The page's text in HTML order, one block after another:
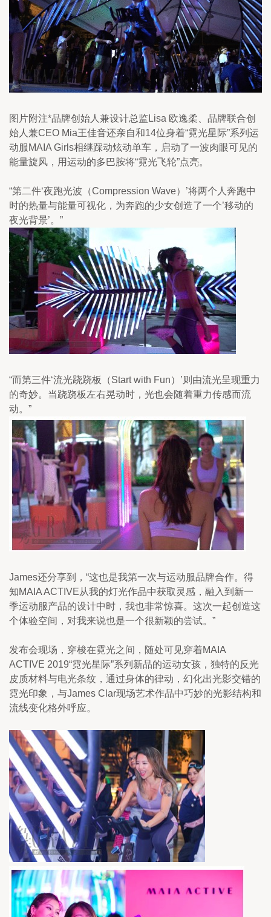
图片附注*品牌创始人兼设计总监Lisa 欧逸柔、品牌联合创
始人兼CEO Mia王佳音还亲自和14位身着“霓光星际”系列运
动服MAIA Girls相继踩动炫动单车，启动了一波肉眼可见的
能量旋风，用运动的多巴胺将“霓光飞轮”点亮。
“第二件‘夜跑光波（Compression Wave）’将两个人奔跑中
时的热量与能量可视化，为奔跑的少女创造了一个’移动的
夜光背景’。”
“而第三件‘流光跷跷板（Start with Fun）’则由流光呈现重力
的奇妙。当跷跷板左右晃动时，光也会随着重力传感而流
动。”
James还分享到，“这也是我第一次与运动服品牌合作。得
知MAIA ACTIVE从我的灯光作品中获取灵感，融入到新一
季运动服产品的设计中时，我也非常惊喜。这次一起创造这
个体验空间，对我来说也是一个很新颖的尝试。”
发布会现场，穿梭在霓光之间，随处可见穿着MAIA
ACTIVE 2019“霓光星际”系列新品的运动女孩，独特的反光
皮质材料与电光条纹，通过身体的律动，幻化出光影交错的
霓光印象，与James Clar现场艺术作品中巧妙的光影结构和
流线变化格外呼应。